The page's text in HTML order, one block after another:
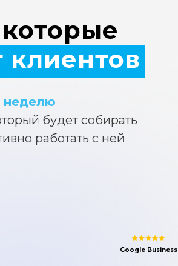
клиентов
неделю
будет собирать
работать с ней
Google Business